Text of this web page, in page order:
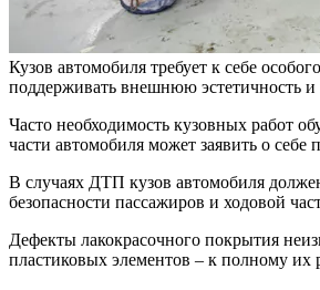
Кузов автомобиля требует к себе
поддерживать внешнюю эстетичность
Часто необходимость кузовных работ
части автомобиля может заявить о
В случаях ДТП кузов автомобиля
безопасности пассажиров и ходовой
Дефекты лакокрасочного покрытия
пластиковых элементов – к полному их